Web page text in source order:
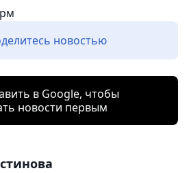
новостью
в Google, чтобы
новости первым